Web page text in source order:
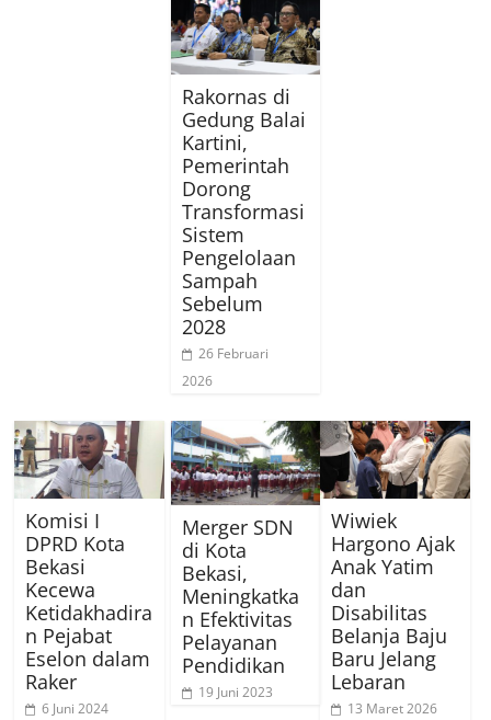
Rakornas di
Gedung Balai
Kartini,
Pemerintah
Dorong
Transformasi
Sistem
Pengelolaan
Sampah
Sebelum
2028
26 Februari
2026
Komisi I
DPRD Kota
Bekasi
Kecewa
Ketidakhadira
n Pejabat
Eselon dalam
Raker
6 Juni 2024
Merger SDN
di Kota
Bekasi,
Meningkatka
n Efektivitas
Pelayanan
Pendidikan
19 Juni 2023
Wiwiek
Hargono Ajak
Anak Yatim
dan
Disabilitas
Belanja Baju
Baru Jelang
Lebaran
13 Maret 2026